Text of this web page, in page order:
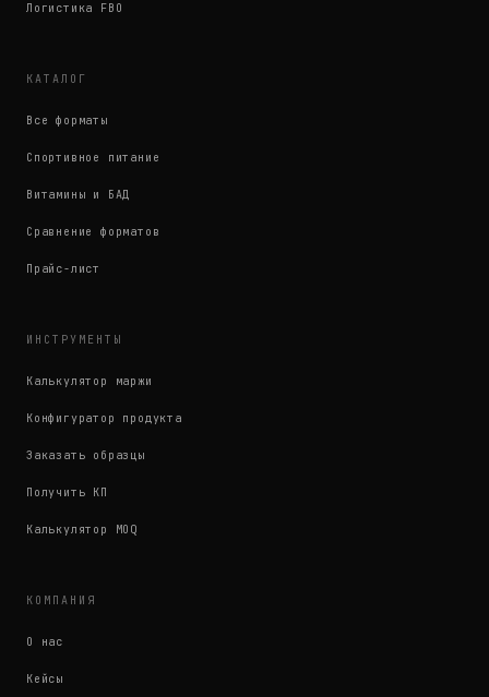
Логистика FBO
КАТАЛОГ
Все форматы
Спортивное питание
Витамины и БАД
Сравнение форматов
Прайс-лист
ИНСТРУМЕНТЫ
Калькулятор маржи
Конфигуратор продукта
Заказать образцы
Получить КП
Калькулятор MOQ
КОМПАНИЯ
О нас
Кейсы